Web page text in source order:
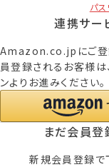
パ
連携サー
Amazon.co.jpにご登
員登録されるお客様は
ンよりお進みください。
まだ会員
新規会員登録で